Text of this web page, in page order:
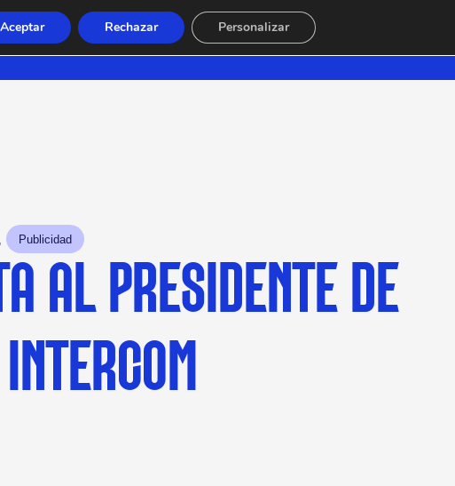
Publicidad
AL PRESIDENTE DE
INTERCOM
Aceptar Rechazar Personalizar